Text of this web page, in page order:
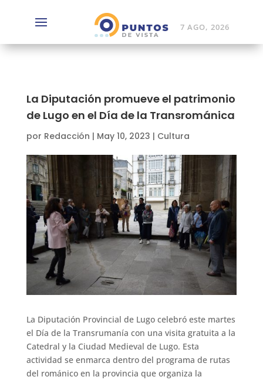
7 AGO, 2026
La Diputación promueve el patrimonio
de Lugo en el Día de la Transrománica
por Redacción | May 10, 2023 | Cultura
La Diputación Provincial de Lugo celebró este martes
el Día de la Transrumanía con una visita gratuita a la
Catedral y la Ciudad Medieval de Lugo. Esta
actividad se enmarca dentro del programa de rutas
del románico en la provincia que organiza la